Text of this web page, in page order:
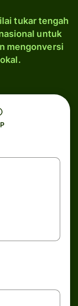
tukar tengah
untuk
mengonversi